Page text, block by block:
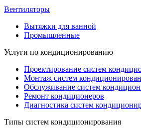
Вентиляторы
Вытяжки для ванной
Промышленные
Услуги по кондиционированию
Проектирование систем
Монтаж систем
Обслуживание систем
Ремонт кондиционеров
Диагностика систем
Типы систем кондиционирования